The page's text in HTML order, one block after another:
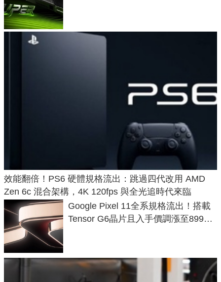
效能翻倍！PS6 硬體規格流出：跳過四代改用 AMD
Zen 6c 混合架構，4K 120fps 與全光追時代來臨
Google Pixel 11全系規格流出！搭載
Tensor G6晶片且入手價調漲至899美